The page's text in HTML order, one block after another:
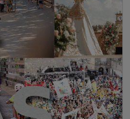
del Pimiento inaugura
en Guadalajara con
y sabor popular